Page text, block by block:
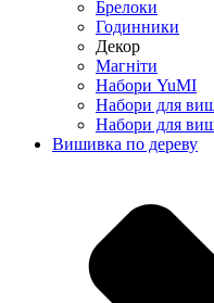
Брелоки
Годинники
Декор
Магніти
Набори YuMI
Набори для
Набори для
Вишивка по дереву